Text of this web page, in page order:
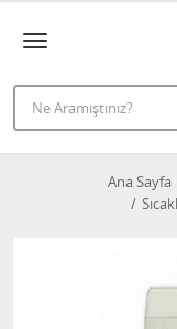
Ana Sayfa